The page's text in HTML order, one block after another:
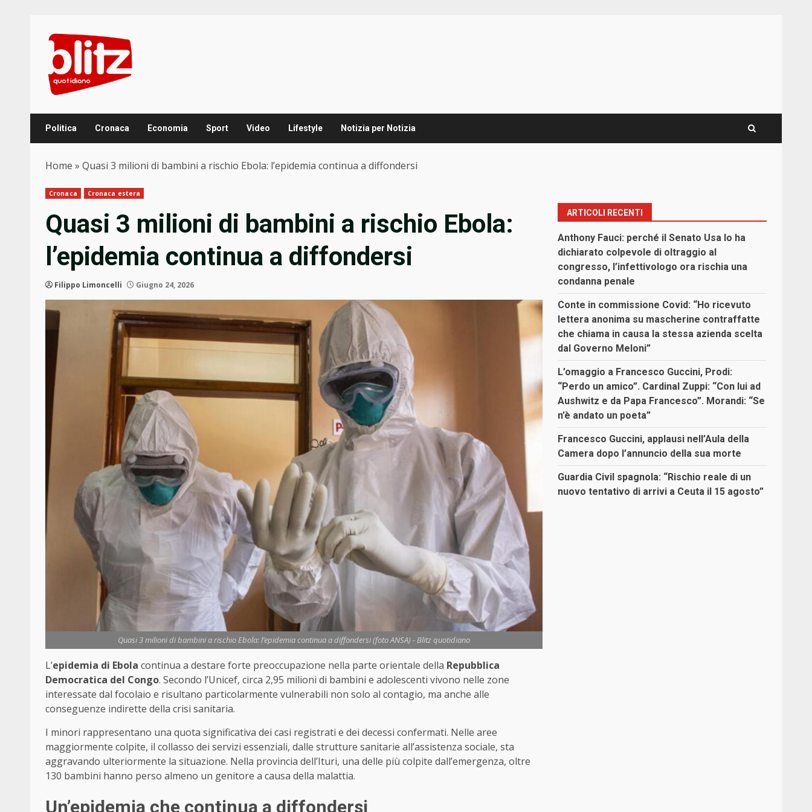
content
Politica Cronaca Economia Sport Video Lifestyle Notizia per Notizia
Home » Quasi 3 milioni di bambini a rischio Ebola: l’epidemia continua a diffondersi
Cronaca Cronaca estera
Quasi 3 milioni di bambini a rischio Ebola:
l’epidemia continua a diffondersi
Filippo Limoncelli Giugno 24, 2026
Quasi 3 milioni di bambini a rischio Ebola: l’epidemia continua a diffondersi (foto ANSA) - Blitz quotidiano
L’epidemia di Ebola continua a destare forte preoccupazione nella parte orientale della Repubblica
Democratica del Congo. Secondo l’Unicef, circa 2,95 milioni di bambini e adolescenti vivono nelle zone
interessate dal focolaio e risultano particolarmente vulnerabili non solo al contagio, ma anche alle
conseguenze indirette della crisi sanitaria.
I minori rappresentano una quota significativa dei casi registrati e dei decessi confermati. Nelle aree
maggiormente colpite, il collasso dei servizi essenziali, dalle strutture sanitarie all’assistenza sociale, sta
aggravando ulteriormente la situazione. Nella provincia dell’Ituri, una delle più colpite dall’emergenza, oltre
130 bambini hanno perso almeno un genitore a causa della malattia.
Un’epidemia che continua a diffondersi
ARTICOLI RECENTI
Anthony Fauci: perché il Senato Usa lo ha
dichiarato colpevole di oltraggio al
congresso, l’infettivologo ora rischia una
condanna penale
Conte in commissione Covid: “Ho ricevuto
lettera anonima su mascherine contraffatte
che chiama in causa la stessa azienda scelta
dal Governo Meloni”
L’omaggio a Francesco Guccini, Prodi:
“Perdo un amico”. Cardinal Zuppi: “Con lui ad
Aushwitz e da Papa Francesco”. Morandi: “Se
n’è andato un poeta”
Francesco Guccini, applausi nell’Aula della
Camera dopo l’annuncio della sua morte
Guardia Civil spagnola: “Rischio reale di un
nuovo tentativo di arrivi a Ceuta il 15 agosto”